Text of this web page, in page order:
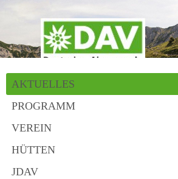
AKTUELLES
PROGRAMM
VEREIN
HÜTTEN
JDAV